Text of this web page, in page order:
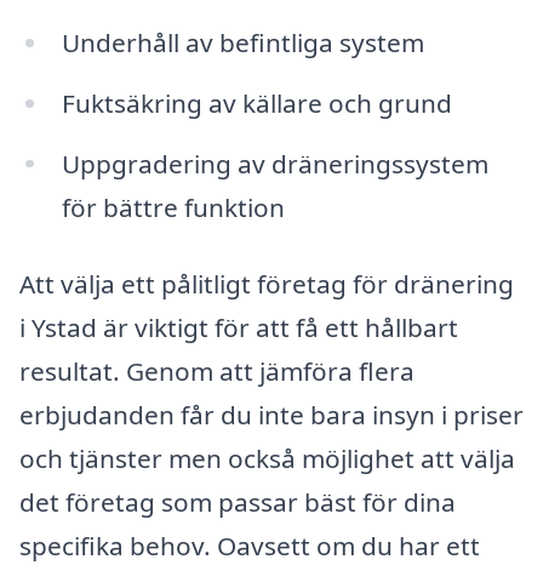
Underhåll av befintliga system
Fuktsäkring av källare och grund
Uppgradering av dräneringssystem
för bättre funktion
Att välja ett pålitligt företag för dränering
i Ystad är viktigt för att få ett hållbart
resultat. Genom att jämföra flera
erbjudanden får du inte bara insyn i priser
och tjänster men också möjlighet att välja
det företag som passar bäst för dina
specifika behov. Oavsett om du har ett